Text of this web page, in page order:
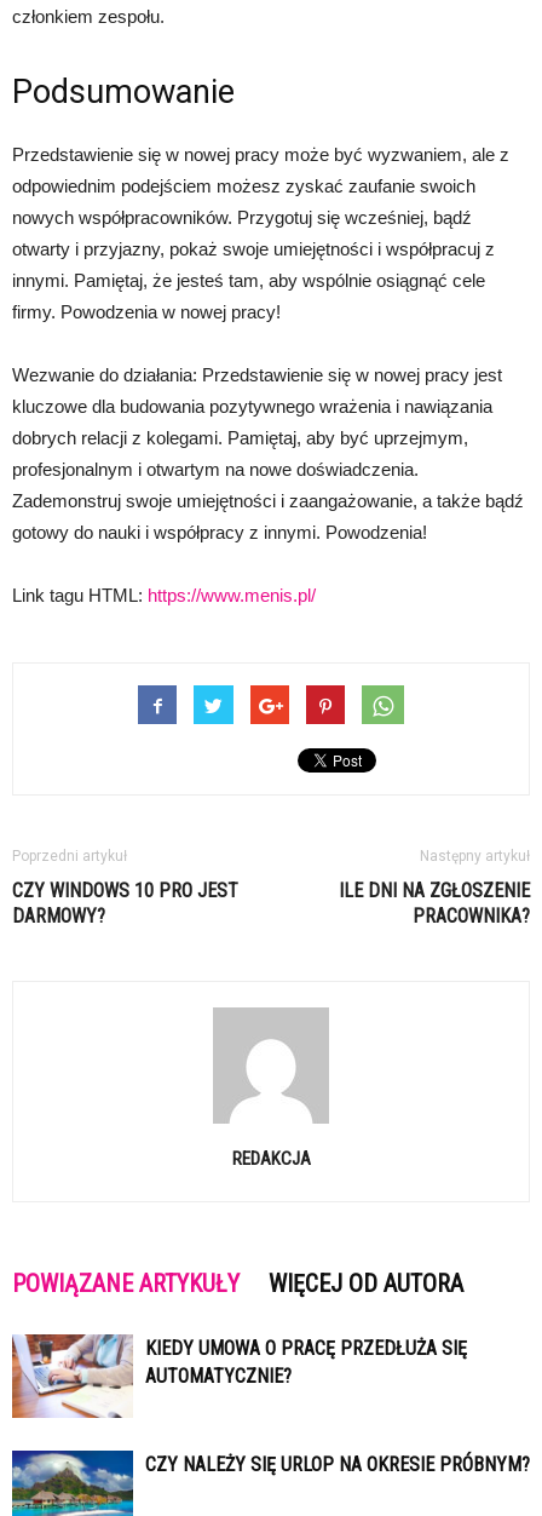
członkiem zespołu.
Podsumowanie
Przedstawienie się w nowej pracy może być wyzwaniem, ale z
odpowiednim podejściem możesz zyskać zaufanie swoich
nowych współpracowników. Przygotuj się wcześniej, bądź
otwarty i przyjazny, pokaż swoje umiejętności i współpracuj z
innymi. Pamiętaj, że jesteś tam, aby wspólnie osiągnąć cele
firmy. Powodzenia w nowej pracy!
Wezwanie do działania: Przedstawienie się w nowej pracy jest
kluczowe dla budowania pozytywnego wrażenia i nawiązania
dobrych relacji z kolegami. Pamiętaj, aby być uprzejmym,
profesjonalnym i otwartym na nowe doświadczenia.
Zademonstruj swoje umiejętności i zaangażowanie, a także bądź
gotowy do nauki i współpracy z innymi. Powodzenia!
Link tagu HTML: https://www.menis.pl/
Poprzedni artykuł
CZY WINDOWS 10 PRO JEST
DARMOWY?
Następny artykuł
ILE DNI NA ZGŁOSZENIE
PRACOWNIKA?
REDAKCJA
POWIĄZANE ARTYKUŁY WIĘCEJ OD AUTORA
KIEDY UMOWA O PRACĘ PRZEDŁUŻA SIĘ
AUTOMATYCZNIE?
CZY NALEŻY SIĘ URLOP NA OKRESIE PRÓBNYM?